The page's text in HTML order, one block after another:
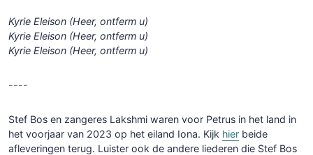
Kyrie Eleison (Heer, ontferm u)
Kyrie Eleison (Heer, ontferm u)
Kyrie Eleison (Heer, ontferm u)
----
Stef Bos en zangeres Lakshmi waren voor Petrus in het land in
het voorjaar van 2023 op het eiland Iona. Kijk hier beide
afleveringen terug. Luister ook de andere liederen die Stef Bos